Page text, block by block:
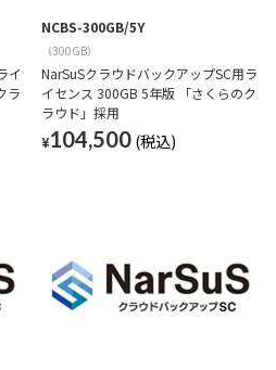
イ
ラ
NCBS-300GB/5Y
（300GB）
NarSuSクラウドバックアップSC用ラ
イセンス 300GB 5年版 「さくらのク
ラウド」採用
¥104,500